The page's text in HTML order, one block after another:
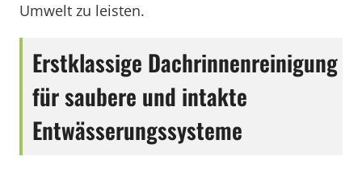
Umwelt zu leisten.
Erstklassige Dachrinnenreinigung
für saubere und intakte
Entwässerungssysteme